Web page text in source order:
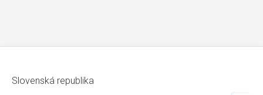
Slovenská republika